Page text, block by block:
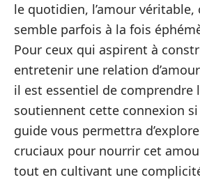
le quotidien, l’amour véritable,
semble parfois à la fois
Pour ceux qui aspirent à
entretenir une relation
il est essentiel de comprendre
soutiennent cette connexion
guide vous permettra
cruciaux pour nourrir cet
tout en cultivant une